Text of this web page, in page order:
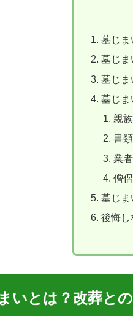
墓じま
墓じ
墓じま
墓じ
親
書
業
僧
墓じま
後悔し
いとは？改葬と